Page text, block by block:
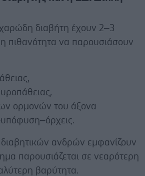
διαβήτη έχουν 2–3
πιθανότητα να παρουσιάσουν
ορμονών του άξονα
ανδρών εμφανίζουν
παρουσιάζεται σε νεαρότερη
βαρύτητα.